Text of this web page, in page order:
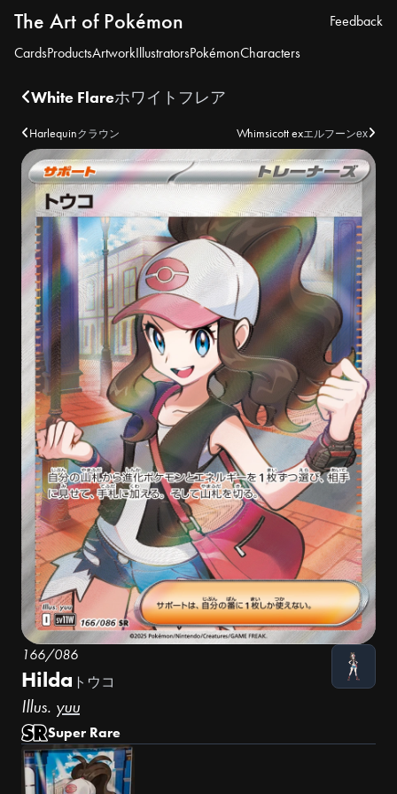
The Art of Pokémon
CardsProductsArtworkIllustratorsPokémonCharacters
Feedback
White Flareホワイトフレア
Harlequinクラウン Whimsicott exエルフーンex
166/086
Hilda トウコ
Illus. yuu
Super Rare